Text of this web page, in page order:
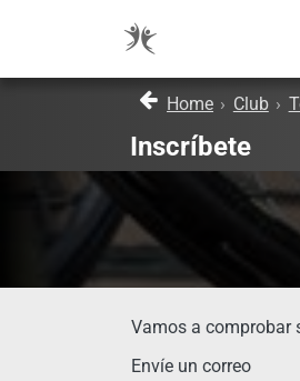
Home › Club ›
Inscríbete
Vamos a comprobar
Envíe un correo